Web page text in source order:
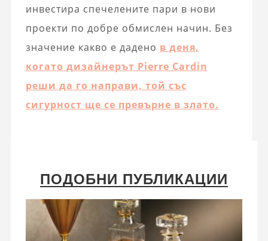
инвестира спечелените пари в нови
проекти по добре обмислен начин. Без
значение какво е дадено в деня,
когато дизайнерът Pierre Cardin
реши да го направи, той със
сигурност ще се превърне в злато.
ПОДОБНИ ПУБЛИКАЦИИ